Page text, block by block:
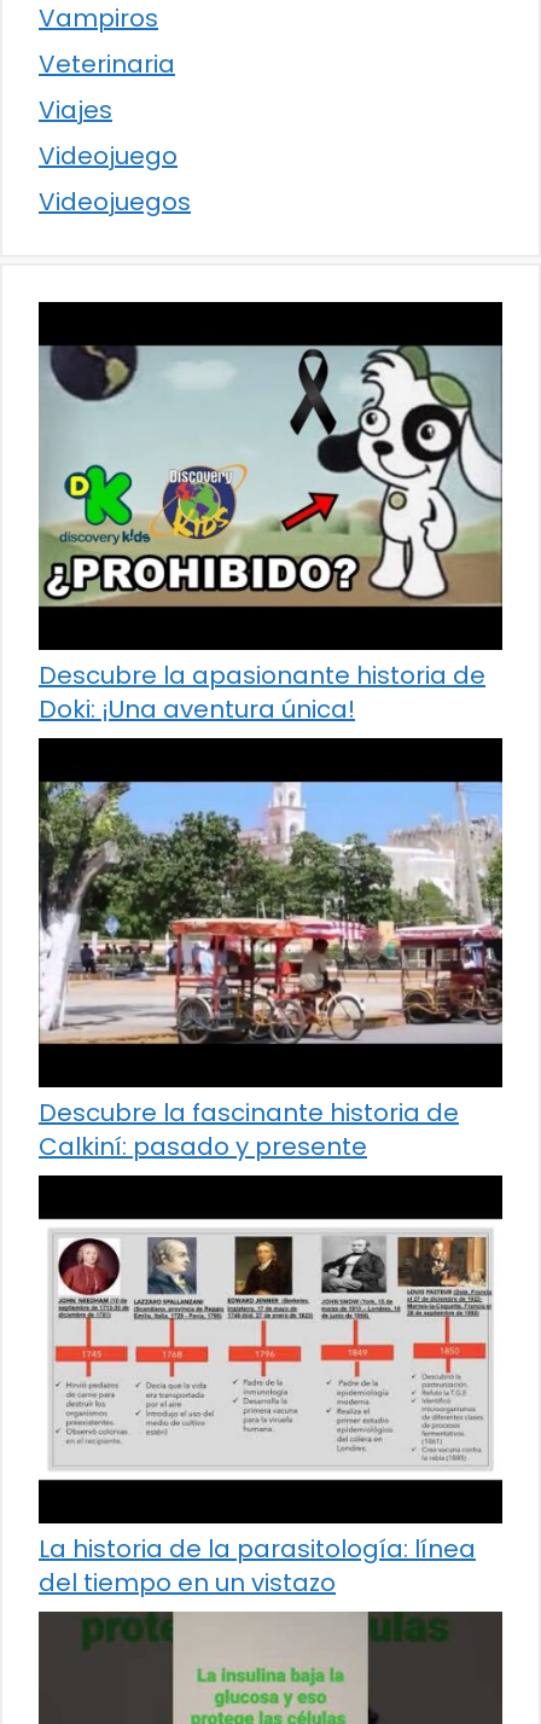
Vampiros
Veterinaria
Viajes
Videojuego
Videojuegos
Descubre la apasionante historia de
Doki: ¡Una aventura única!
Descubre la fascinante historia de
Calkiní: pasado y presente
La historia de la parasitología: línea
del tiempo en un vistazo